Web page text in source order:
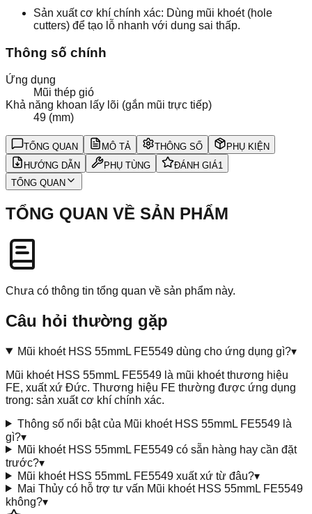
Sản xuất cơ khí chính xác: Dùng mũi khoét (hole
cutters) để tạo lỗ nhanh với dung sai thấp.
Thông số chính
Ứng dụng
Mũi thép gió
Khả năng khoan lấy lõi (gắn mũi trực tiếp)
49 (mm)
TỔNG QUAN MÔ TẢ THÔNG SỐ
PHỤ KIỆN
HƯỚNG DẪN
PHỤ TÙNG ĐÁNH GIÁ1
TỔNG QUAN
TỔNG QUAN VỀ SẢN PHẨM
Chưa có thông tin tổng quan về sản phẩm này.
Câu hỏi thường gặp
Mũi khoét HSS 55mmL FE5549 dùng cho ứng dụng gì?▾
Mũi khoét HSS 55mmL FE5549 là mũi khoét thương hiệu
FE, xuất xứ Đức. Thương hiệu FE thường được ứng dụng
trong: sản xuất cơ khí chính xác.
Thông số nổi bật của Mũi khoét HSS 55mmL FE5549 là
gì?▾
Mũi khoét HSS 55mmL FE5549 có sẵn hàng hay cần đặt
trước?▾
Mũi khoét HSS 55mmL FE5549 xuất xứ từ đâu?▾
Mai Thủy có hỗ trợ tư vấn Mũi khoét HSS 55mmL FE5549
không?▾